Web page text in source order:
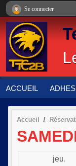
ACCUEIL
Accueil
jeu.
Se connecter
Panneau de gestion